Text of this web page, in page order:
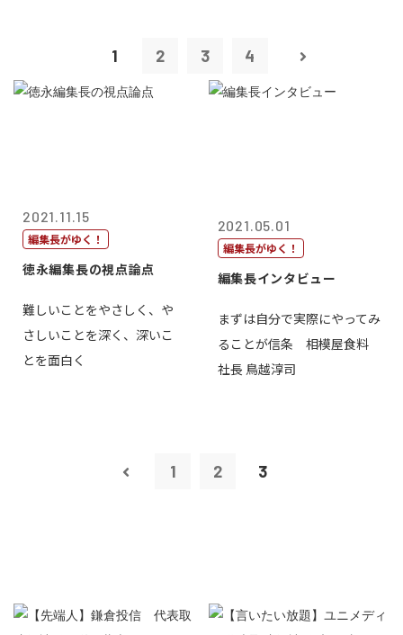
1 2 3 4
2021.11.15
編集長がゆく！
徳永編集長の視点論点
難しいことをやさしく、や
さしいことを深く、深いこ
とを面白く
2021.05.01
編集長がゆく！
編集長インタビュー
まずは自分で実際にやってみ
ることが信条 相模屋食料
社長 鳥越淳司
1 2 3